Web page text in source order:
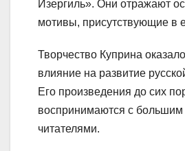
Изергиль». Они отражают
мотивы, присутствующие в
Творчество Куприна
влияние на развитие
Его произведения до сих
воспринимаются с большим
читателями.